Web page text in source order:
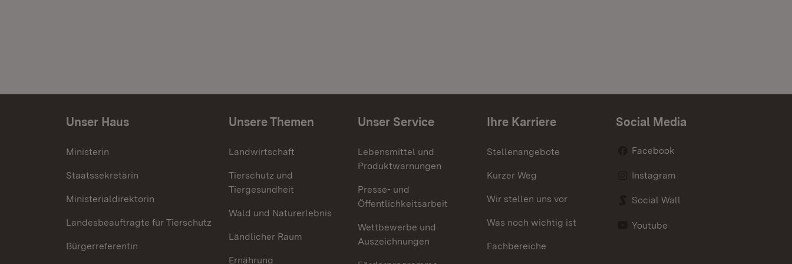
Unser Haus
Ministerin
Staatssekretärin
Ministerialdirektorin
Landesbeauftragte für Tierschutz
Bürgerreferentin
Unsere Themen
Landwirtschaft
Tierschutz und
Tiergesundheit
Wald und Naturerlebnis
Ländlicher Raum
Ernährung
Unser Service
Lebensmittel und
Produktwarnungen
Presse- und
Öffentlichkeitsarbeit
Wettbewerbe und
Auszeichnungen
Ihre Karriere
Stellenangebote
Kurzer Weg
Wir stellen uns vor
Was noch wichtig ist
Fachbereiche
Social Media
Facebook
Instagram
Social Wall
Youtube